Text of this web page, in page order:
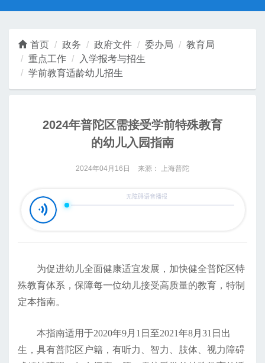
首页 政务 政府文件 委办局
教育局
重点工作
入学报考与招生
学前教育适龄幼儿招生
2024年普陀区需接受学前特殊教育
的幼儿入园指南
2024年04月16日 来源： 上海普陀
为促进幼儿全面健康适宜发展，加快健全普陀区特
殊教育体系，保障每一位幼儿接受高质量的教育，特制
定本指南。
本指南适用于2020年9月1日至2021年8月31日出
生，具有普陀区户籍，有听力、智力、肢体、视力障碍